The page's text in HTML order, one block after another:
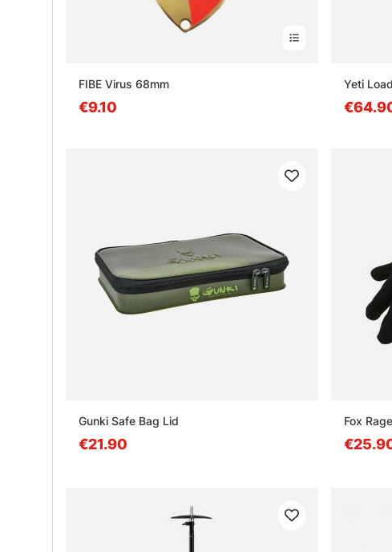
FIBE Virus 68mm
€9.10
Yeti
Gunki Safe Bag Lid
€21.90
Fox